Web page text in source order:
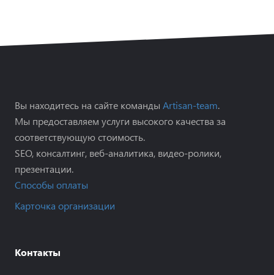
Вы находитесь на сайте команды Artisan-team.
Мы предоставляем услуги высокого качества за
соответствующую стоимость.
SEO, консалтинг, веб-аналитика, видео-ролики,
презентации.
Способы оплаты
Карточка организации
Контакты